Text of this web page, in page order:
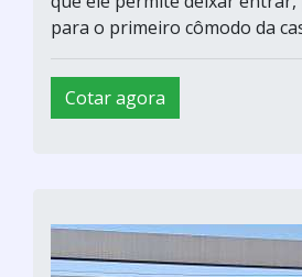
para o primeiro cômodo da
Cotar agora